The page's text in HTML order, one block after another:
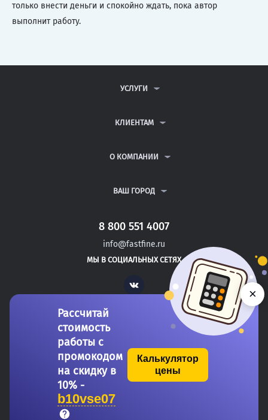
только внести деньги и спокойно ждать, пока автор
выполнит работу.
УСЛУГИ
ДИПЛОМНЫЕ РАБОТЫ
РЕФЕРАТЫ
КЛИЕНТАМ
ВОПРОСЫ И ОТВЕТЫ
ПОЛИТИКА КОНФИДЕНЦИАЛЬНОСТИ
О КОМПАНИИ
КОНТАКТЫ
ВАШ ГОРОД
САНКТ-ПЕТЕРБУРГ
БОГОСЛОВСКОЕ
АКБУЛАК
8 800 551 4007
info@fastfine.ru
МЫ В СОЦИАЛЬНЫХ СЕТЯХ
Vk
Copyright 2011-2026 FastFine.ru
Общество с ограниченной ответственностью «Форстад» ОГРН: 1137746693457 ИНН/КПП:
Рассчитай
стоимость
работы с
промокодом
на скидку в
10% -
b10vse07
Калькулятор
цены
×